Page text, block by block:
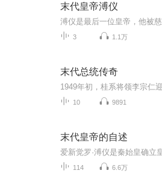
末代皇帝溥仪
3 1.1万
末代总统传奇
10 9891
末代皇帝的自述
114 6.6万